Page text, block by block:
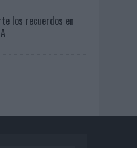
los recuerdos en